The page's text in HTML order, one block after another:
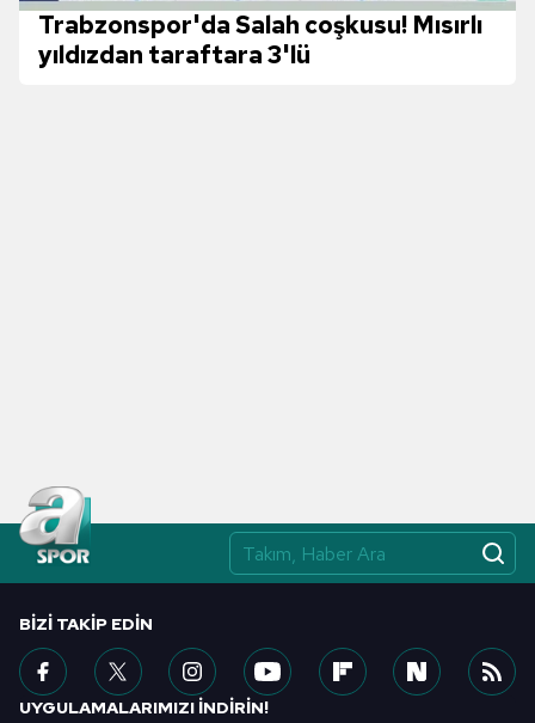
ilgili mevzuata uygun olarak kullanılan çerezlerle ilgili bilgi
almak için lütfen
tıklayınız
Trabzonspor'da Salah coşkusu! Mısırlı
yıldızdan taraftara 3'lü
BIZI TAKIP EDIN
UYGULAMALARIMIZI İNDİRİN!